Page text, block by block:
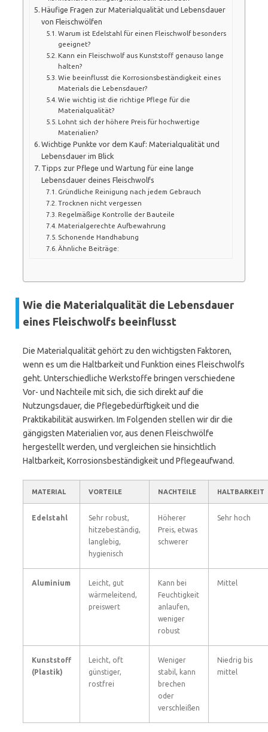
Häufige Fragen zur Materialqualität und Lebensdauer
von Fleischwölfen
Warum ist Edelstahl für einen Fleischwolf besonders
geeignet?
Kann ein Fleischwolf aus Kunststoff genauso lange
halten?
Wie beeinflusst die Korrosionsbeständigkeit eines
Materials die Lebensdauer?
Wie wichtig ist die richtige Pflege für die
Materialqualität?
Lohnt sich der höhere Preis für hochwertige
Materialien?
Wichtige Punkte vor dem Kauf: Materialqualität und
Lebensdauer im Blick
Tipps zur Pflege und Wartung für eine lange
Lebensdauer deines Fleischwolfs
Gründliche Reinigung nach jedem Gebrauch
Trocknen nicht vergessen
Regelmäßige Kontrolle der Bauteile
Materialgerechte Aufbewahrung
Schonende Handhabung
Ähnliche Beiträge:
Wie die Materialqualität die Lebensdauer
eines Fleischwolfs beeinflusst
Die Materialqualität gehört zu den wichtigsten Faktoren,
wenn es um die Haltbarkeit und Funktion eines Fleischwolfs
geht. Unterschiedliche Werkstoffe bringen verschiedene
Vor- und Nachteile mit sich, die sich direkt auf die
Nutzungsdauer, die Pflegebedürftigkeit und die
Praktikabilität auswirken. Im Folgenden stellen wir dir die
gängigsten Materialien vor, aus denen Fleischwölfe
hergestellt werden, und vergleichen sie hinsichtlich
Haltbarkeit, Korrosionsbeständigkeit und Pflegeaufwand.
MATERIAL VORTEILE NACHTEILE HALTBARKEIT
Edelstahl
Sehr robust,
hitzebeständig,
langlebig,
hygienisch
Höherer
Preis, etwas
schwerer
Sehr hoch
Aluminium
Leicht, gut
wärmeleitend,
preiswert
Kann bei
Feuchtigkeit
anlaufen,
weniger
robust
Mittel
Kunststoff
(Plastik)
Leicht, oft
günstiger,
rostfrei
Weniger
stabil, kann
brechen
oder
verschleißen
Niedrig bis
mittel